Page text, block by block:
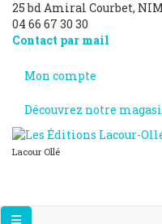
25 bd Amiral Courbet,
04 66 67 30 30
Contact par mail
Mon compte
Découvrez notre
Lacour Ollé